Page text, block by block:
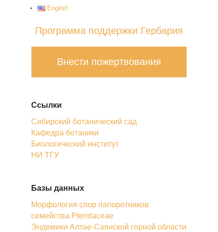
English
Программа поддержки Гербария
Внести пожертвования
Ссылки
Сибирский ботанический сад
Кафедра ботаники
Биологический институт
НИ ТГУ
Базы данных
Морфология спор папоротников
семейства Pteridaceae
Эндемики Алтае-Саянской горной области